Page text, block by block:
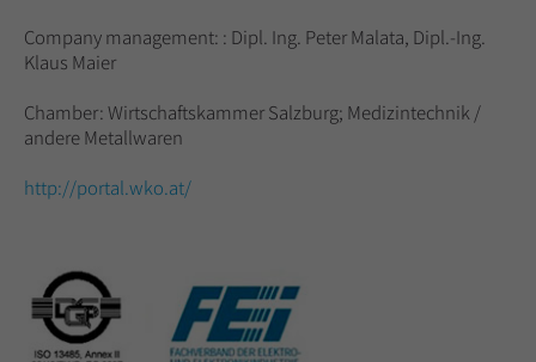
Company management: : Dipl. Ing. Peter Malata, Dipl.-Ing.
Klaus Maier
Chamber: Wirtschaftskammer Salzburg; Medizintechnik /
andere Metallwaren
http://portal.wko.at/